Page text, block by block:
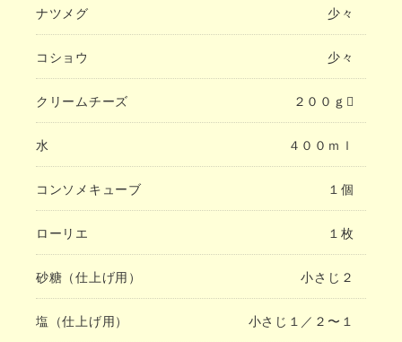
ナツメグ 少々
コショウ 少々
クリームチーズ ２００ｇ
水 ４００ｍｌ
コンソメキューブ １個
ローリエ １枚
砂糖（仕上げ用） 小さじ２
塩（仕上げ用） 小さじ１／２〜１